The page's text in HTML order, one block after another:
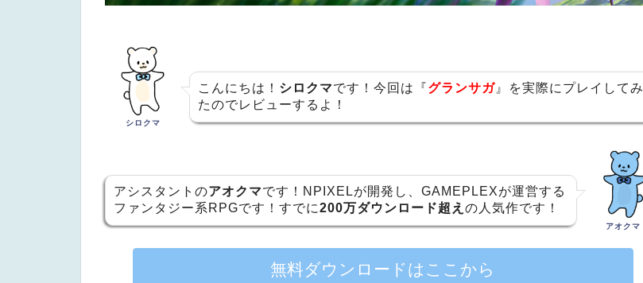
シロクマ
こんにちは！ シロクマです！今回は『グランサガ 』を実際にプレイしてみ
たのでレビューするよ！
アシスタントのアオクマです！NPIXELが開発し、GAMEPLEXが運営する
ファンタジー系RPGです！すでに200万ダウンロード超え の人気作です！
アオクマ
無料ダウンロードはここから